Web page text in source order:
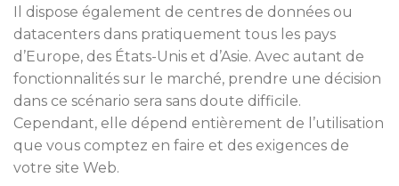
Il dispose également de centres de données ou
datacenters dans pratiquement tous les pays
d’Europe, des États-Unis et d’Asie. Avec autant de
fonctionnalités sur le marché, prendre une décision
dans ce scénario sera sans doute difficile.
Cependant, elle dépend entièrement de l’utilisation
que vous comptez en faire et des exigences de
votre site Web.